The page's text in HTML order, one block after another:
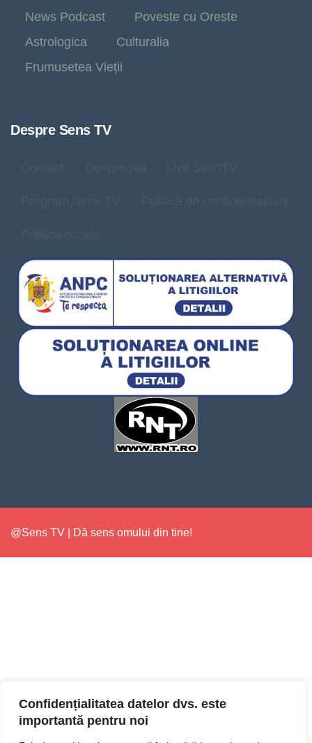
Confidențialitatea datelor dvs. este
importantă pentru noi
News Podcast
Poveste cu Oreste
Astrologica
Culturalia
Frumusetea Vieții
Despre Sens TV
@Sens TV | Dă sens omului din tine!